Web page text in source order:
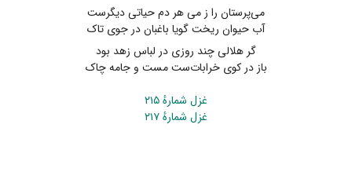
می‌پرستان را ز می هر دم حیاتی دیگرست
آب حیوان ریخت گویا باغبان در جوی تاک
گر هلالی چند روزی در لباس زهد بود
باز در کوی خرابات‌ست مست و جامه چاک
غزل شمارهٔ ۲۱۵
غزل شمارهٔ ۲۱۷